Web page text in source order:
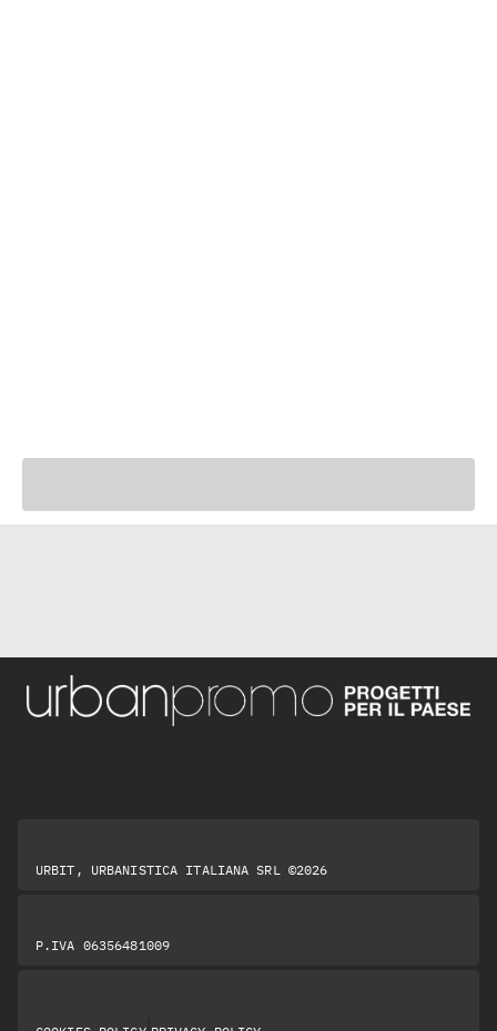
URBIT, URBANISTICA ITALIANA SRL ©2026
P.IVA 06356481009
|